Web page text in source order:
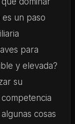
es un paso
para
y elevada?
su
cosas